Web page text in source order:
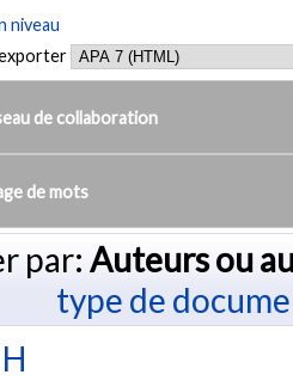
niveau
de collaboration
de mots
par: Auteurs ou
type de
H